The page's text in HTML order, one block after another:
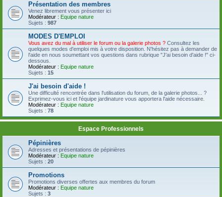
Présentation des membres
Venez librement vous présenter ici
Modérateur : Equipe nature
Sujets : 987
MODES D'EMPLOI
Vous avez du mal à utiliser le forum ou la galerie photos ? Consultez les
quelques modes d'emploi mis à votre disposition. N'hésitez pas à demander de
l'aide en nous soumettant vos questions dans rubrique "J'ai besoin d'aide !" ci-
dessous.
Modérateur : Equipe nature
Sujets : 15
J'ai besoin d'aide !
Une difficulté rencontrée dans l'utilisation du forum, de la galerie photos... ?
Exprimez-vous ici et l'équipe jardinature vous apportera l'aide nécessaire.
Modérateur : Equipe nature
Sujets : 78
Espace Professionnels
Pépinières
Adresses et présentations de pépinières
Modérateur : Equipe nature
Sujets : 20
Promotions
Promotions diverses offertes aux membres du forum
Modérateur : Equipe nature
Sujets : 3